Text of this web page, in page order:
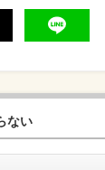
ない